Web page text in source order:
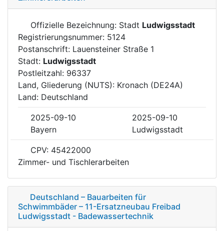
Offizielle Bezeichnung: Stadt Ludwigsstadt
Registrierungsnummer: 5124
Postanschrift: Lauensteiner Straße 1
Stadt: Ludwigsstadt
Postleitzahl: 96337
Land, Gliederung (NUTS): Kronach (DE24A)
Land: Deutschland
2025-09-10
2025-09-10
Bayern
Ludwigsstadt
CPV: 45422000
Zimmer- und Tischlerarbeiten
Deutschland – Bauarbeiten für
Schwimmbäder – 11-Ersatzneubau Freibad
Ludwigsstadt - Badewassertechnik